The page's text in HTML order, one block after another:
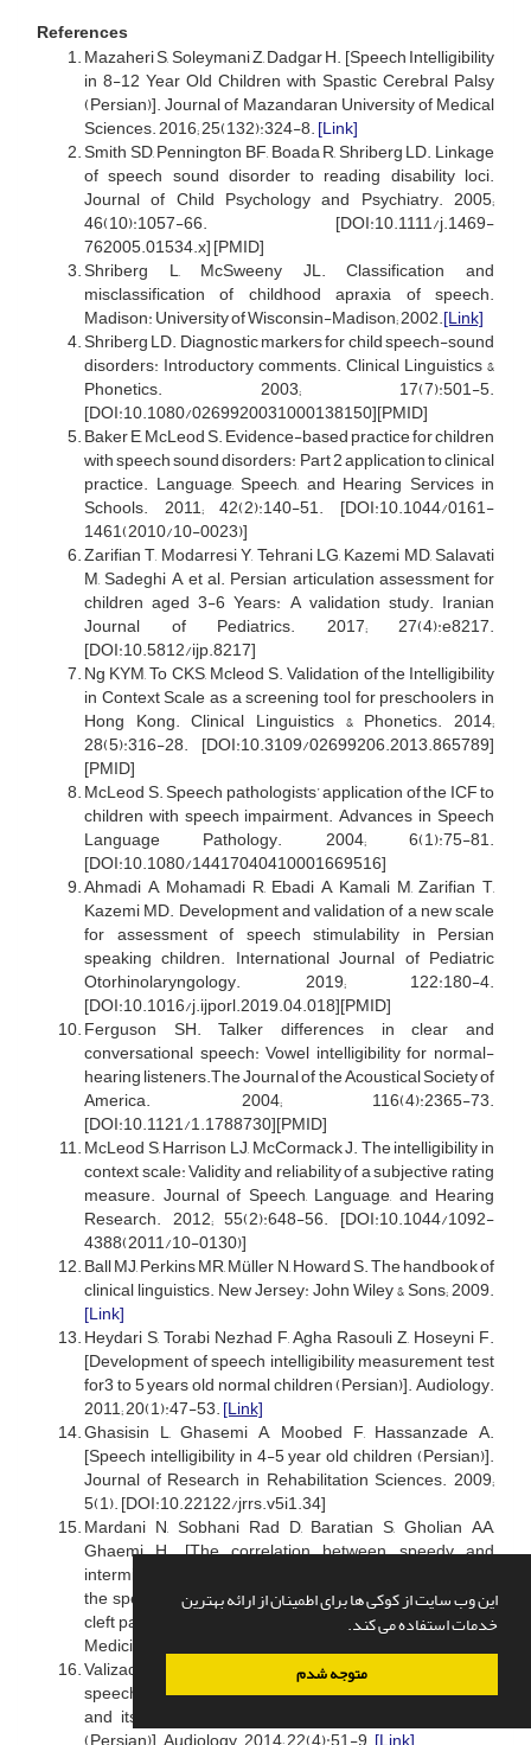
این وب سایت از کوکی ها برای اطمینان از ارائه بهترین
خدمات استفاده می کند.
متوجه شدم
References
Mazaheri S, Soleymani Z, Dadgar H. [Speech Intelligibility
in 8-12 Year Old Children with Spastic Cerebral Palsy
(Persian)]. Journal of Mazandaran University of Medical
Sciences. 2016; 25(132):324-8.[Link]
Smith SD, Pennington BF, Boada R, Shriberg LD. Linkage
of speech sound disorder to reading disability loci.
Journal of Child Psychology and Psychiatry. 2005;
46(10):1057-66. [DOI:10.1111/j.1469-
762005.01534.x] [PMID]
Shriberg L, McSweeny JL. Classification and
misclassification of childhood apraxia of speech.
Madison: University of Wisconsin-Madison; 2002.[Link]
Shriberg LD. Diagnostic markers for child speech-sound
disorders: Introductory comments. Clinical Linguistics &
Phonetics. 2003; 17(7):501-5.
[DOI:10.1080/0269920031000138150][PMID]
Baker E, McLeod S. Evidence-based practice for children
with speech sound disorders: Part 2 application to clinical
practice. Language, Speech, and Hearing Services in
Schools. 2011; 42(2):140-51. [DOI:10.1044/0161-
1461(2010/10-0023)]
Zarifian T, Modarresi Y, Tehrani LG, Kazemi MD, Salavati
M, Sadeghi A, et al. Persian articulation assessment for
children aged 3-6 Years: A validation study. Iranian
Journal of Pediatrics. 2017; 27(4):e8217.
[DOI:10.5812/ijp.8217]
Ng KYM, To CKS, Mcleod S. Validation of the Intelligibility
in Context Scale as a screening tool for preschoolers in
Hong Kong. Clinical Linguistics & Phonetics. 2014;
28(5):316-28. [DOI:10.3109/02699206.2013.865789]
[PMID]
McLeod S. Speech pathologists’ application of the ICF to
children with speech impairment. Advances in Speech
Language Pathology. 2004; 6(1):75-81.
[DOI:10.1080/14417040410001669516]
Ahmadi A, Mohamadi R, Ebadi A, Kamali M, Zarifian T,
Kazemi MD. Development and validation of a new scale
for assessment of speech stimulability in Persian
speaking children. International Journal of Pediatric
Otorhinolaryngology. 2019; 122:180-4.
[DOI:10.1016/j.ijporl.2019.04.018][PMID]
Ferguson SH. Talker differences in clear and
conversational speech: Vowel intelligibility for normal-
hearing listeners.The Journal of the Acoustical Society of
America. 2004; 116(4):2365-73.
[DOI:10.1121/1.1788730][PMID]
McLeod S, Harrison LJ, McCormack J. The intelligibility in
context scale: Validity and reliability of a subjective rating
measure. Journal of Speech, Language, and Hearing
Research. 2012; 55(2):648-56. [DOI:10.1044/1092-
4388(2011/10-0130)]
Ball MJ, Perkins MR, Müller N, Howard S. The handbook of
clinical linguistics. New Jersey: John Wiley & Sons; 2009.
[Link]
Heydari S, Torabi Nezhad F, Agha Rasouli Z, Hoseyni F.
[Development of speech intelligibility measurement test
for3 to 5 years old normal children (Persian)]. Audiology.
2011; 20(1):47-53.[Link]
Ghasisin L, Ghasemi A, Moobed F, Hassanzade A.
[Speech intelligibility in 4-5 year old children (Persian)].
Journal of Research in Rehabilitation Sciences. 2009;
5(1). [DOI:10.22122/jrrs.v5i1.34]
Mardani N, Sobhani Rad D, Baratian S, Gholian AA,
Ghaemi H. [The correlation between speedy and
intermittent oral movements (diadochokinetic skills) and
the speech intelligibility in 5 to 6 years old children with
cleft palate (Persian)]. Scientific Journal of Rehabilitation
Medicine. 2015; 4(3):48-56.[Link]
Valizadeh A, Ghorbani A, Torabinejad F, Haghani H. [The
speech intelligibility of normal Persian-speaking children
and its changes during the age of 36 to 60 months